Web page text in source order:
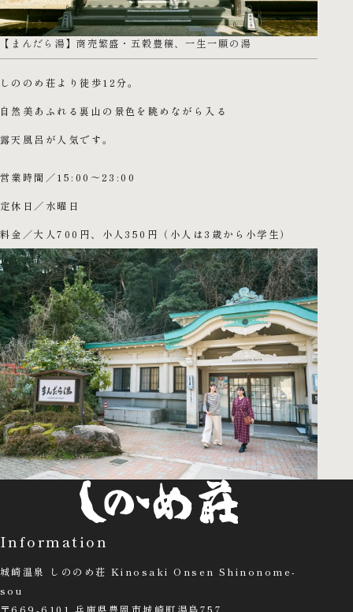
【まんだら湯】商売繁盛・五穀豊穣、一生一願の湯
しののめ荘より徒歩12分。
自然美あふれる裏山の景色を眺めながら入る
露天風呂が人気です。
営業時間／15:00～23:00
定休日／水曜日
料金／大人700円、小人350円（小人は3歳から小学生）
Information
城崎温泉 しののめ荘 Kinosaki Onsen Shinonome-
sou